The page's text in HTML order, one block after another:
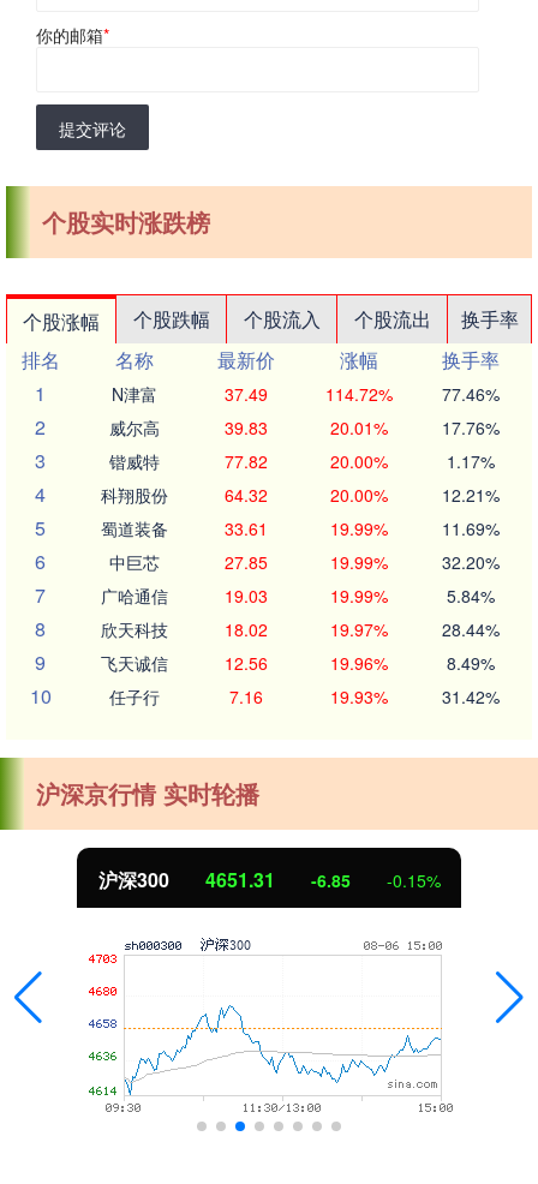
你的邮箱*
提交评论
个股实时涨跌榜
个股涨幅 个股跌幅 个股流入 个股流出
换手率
排名
名称 最新价 涨幅
换手率
1
N津富 37.49 114.72% 77.46%
2 威尔高 39.83 20.01% 17.76%
3 锴威特 77.82 20.00% 1.17%
4 科翔股份 64.32 20.00% 12.21%
5 蜀道装备 33.61 19.99% 11.69%
6 中巨芯 27.85 19.99% 32.20%
7 广哈通信 19.03 19.99% 5.84%
8 欣天科技 18.02 19.97% 28.44%
9 飞天诚信 12.56 19.96% 8.49%
10 任子行 7.16 19.93% 31.42%
沪深京行情 实时轮播
沪深300 4651.31 -6.85 -0.15%